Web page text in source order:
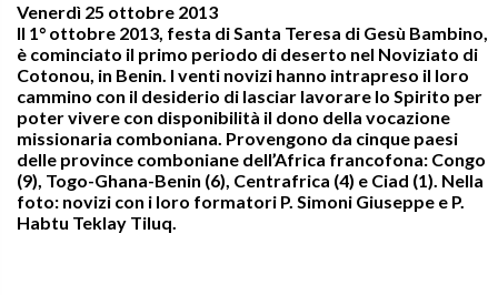
Venerdì 25 ottobre 2013
Il 1° ottobre 2013, festa di Santa Teresa di Gesù Bambino,
è cominciato il primo periodo di deserto nel Noviziato di
Cotonou, in Benin. I venti novizi hanno intrapreso il loro
cammino con il desiderio di lasciar lavorare lo Spirito per
poter vivere con disponibilità il dono della vocazione
missionaria comboniana. Provengono da cinque paesi
delle province comboniane dell’Africa francofona: Congo
(9), Togo-Ghana-Benin (6), Centrafrica (4) e Ciad (1). Nella
foto: novizi con i loro formatori P. Simoni Giuseppe e P.
Habtu Teklay Tiluq.